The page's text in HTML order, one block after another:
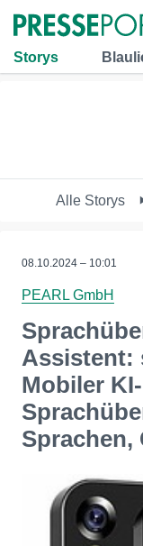
Storys
Alle Storys
08.10.2024 – 10:01
PEARL GmbH
Assistent:
Mobiler
Sprachen,